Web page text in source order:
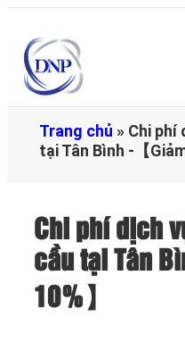
Trang chủ » Chi phí
tại Tân Bình -【Giảm
Chi phí dịch
cầu tại Tân
10%】